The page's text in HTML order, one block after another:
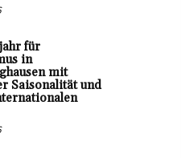
für
in
mit
Saisonalität und